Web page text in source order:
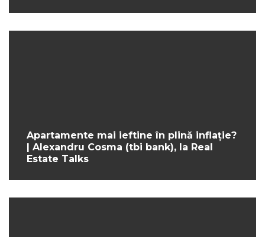
Apartamente mai ieftine în plină inflație?
| Alexandru Cosma (tbi bank), la Real
Estate Talks